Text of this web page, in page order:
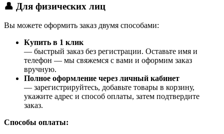
👤 Для физических лиц
Вы можете оформить заказ двумя способами:
Купить в 1 клик
— быстрый заказ без регистрации. Оставьте имя и
телефон — мы свяжемся с вами и оформим заказ
вручную.
Полное оформление через личный кабинет
— зарегистрируйтесь, добавьте товары в корзину,
укажите адрес и способ оплаты, затем подтвердите
заказ.
Способы оплаты: